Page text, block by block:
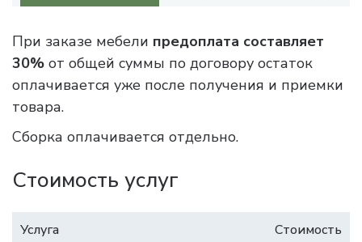
При заказе мебели предоплата составляет
30% от общей суммы по договору остаток
оплачивается уже после получения и приемки
товара.
Сборка оплачивается отдельно.
Стоимость услуг
Услуга
Стоимость